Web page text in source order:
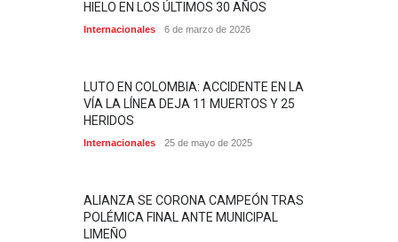
HIELO EN LOS ÚLTIMOS 30 AÑOS
Internacionales 6 de marzo de 2026
LUTO EN COLOMBIA: ACCIDENTE EN LA
VÍA LA LÍNEA DEJA 11 MUERTOS Y 25
HERIDOS
Internacionales 25 de mayo de 2025
ALIANZA SE CORONA CAMPEÓN TRAS
POLÉMICA FINAL ANTE MUNICIPAL
LIMEÑO